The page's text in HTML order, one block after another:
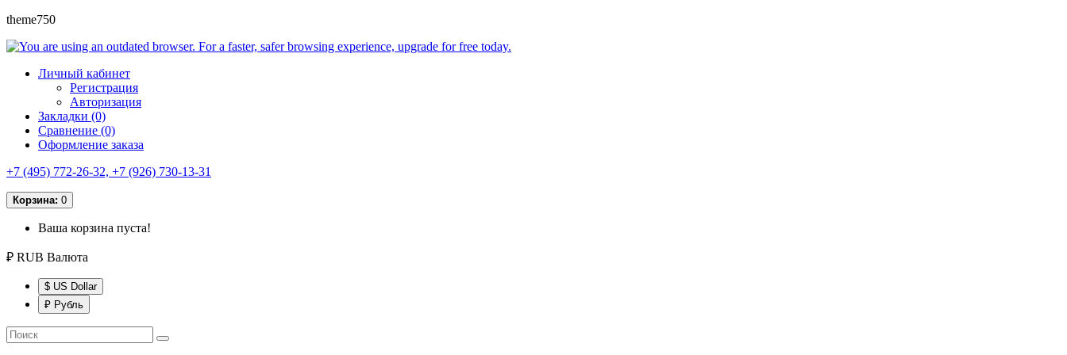
theme750
Личный кабинет
Регистрация
Авторизация
Закладки (0)
Сравнение (0)
Оформление заказа
+7 (495) 772-26-32, +7 (926) 730-13-31
Корзина: 0
Ваша корзина пуста!
₽ RUB Валюта
$ US Dollar
₽ Рубль